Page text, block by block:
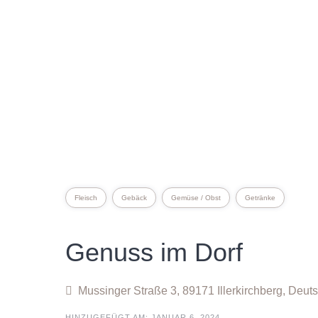
Fleisch Gebäck Gemüse / Obst Getränke
Genuss im Dorf
Mussinger Straße 3, 89171 Illerkirchberg,